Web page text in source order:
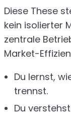
Diese These
kein isolierter
zentrale
Market-
Du lernst,
trennst.
Du